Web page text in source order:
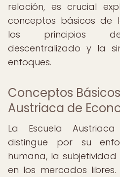
relación, es crucial
conceptos básicos de
los principios del
descentralizado y la
enfoques.
Conceptos
Austriaca de
La Escuela
distingue por su
humana, la
en los mercados